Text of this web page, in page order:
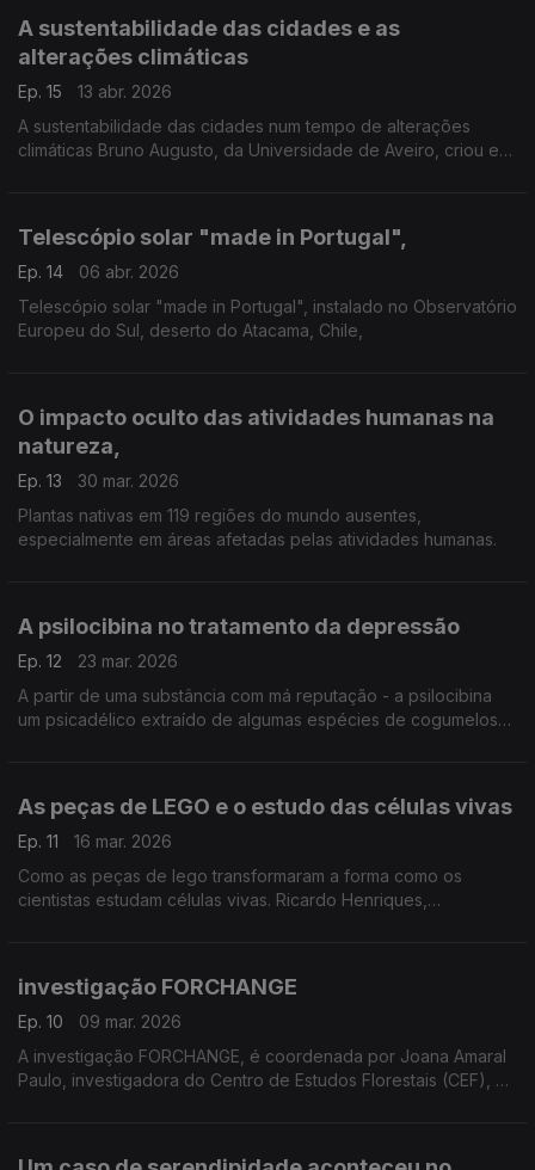
A sustentabilidade das cidades e as
alterações climáticas
Ep. 15
13 abr. 2026
A sustentabilidade das cidades num tempo de alterações
climáticas Bruno Augusto, da Universidade de Aveiro, criou e
Telescópio solar "made in Portugal",
Ep. 14
06 abr. 2026
Telescópio solar "made in Portugal", instalado no Observatório
Europeu do Sul, deserto do Atacama, Chile,
O impacto oculto das atividades humanas na
natureza,
Ep. 13
30 mar. 2026
Plantas nativas em 119 regiões do mundo ausentes,
especialmente em áreas afetadas pelas atividades humanas.
A psilocibina no tratamento da depressão
Ep. 12
23 mar. 2026
A partir de uma substância com má reputação - a psilocibina
um psicadélico extraído de algumas espécies de cogumelos
As peças de LEGO e o estudo das células vivas
Ep. 11
16 mar. 2026
Como as peças de lego transformaram a forma como os
cientistas estudam células vivas. Ricardo Henriques,
investigação FORCHANGE
Ep. 10
09 mar. 2026
A investigação FORCHANGE, é coordenada por Joana Amaral
Paulo, investigadora do Centro de Estudos Florestais (CEF), do